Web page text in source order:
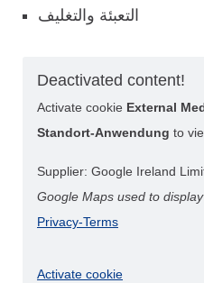
التعبئة والتغليف
Deactivated content!
Activate cookie External
Standort-Anwendung to
Supplier: Google Ireland
Google Maps used to
Privacy-Terms
Activate cookie